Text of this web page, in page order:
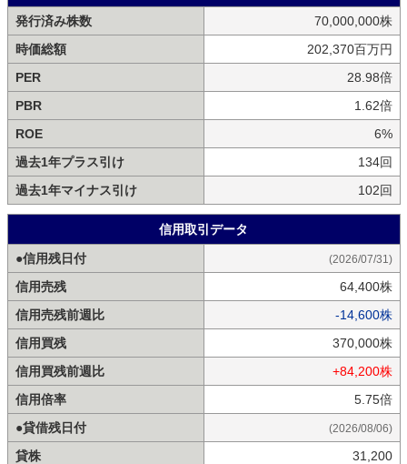
発行済み株数
70,000,000株
時価総額
202,370百万円
PER
28.98倍
PBR
1.62倍
ROE
6%
過去1年プラス引け
134回
過去1年マイナス引け
102回
信用取引データ
●信用残日付
(2026/07/31)
信用売残
64,400株
信用売残前週比
-14,600株
信用買残
370,000株
信用買残前週比
+84,200株
信用倍率
5.75倍
●貸借残日付
(2026/08/06)
貸株
31,200